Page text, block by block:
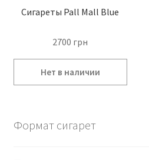
Сигареты Pall Mall Blue
2700 грн
Формат сигарет